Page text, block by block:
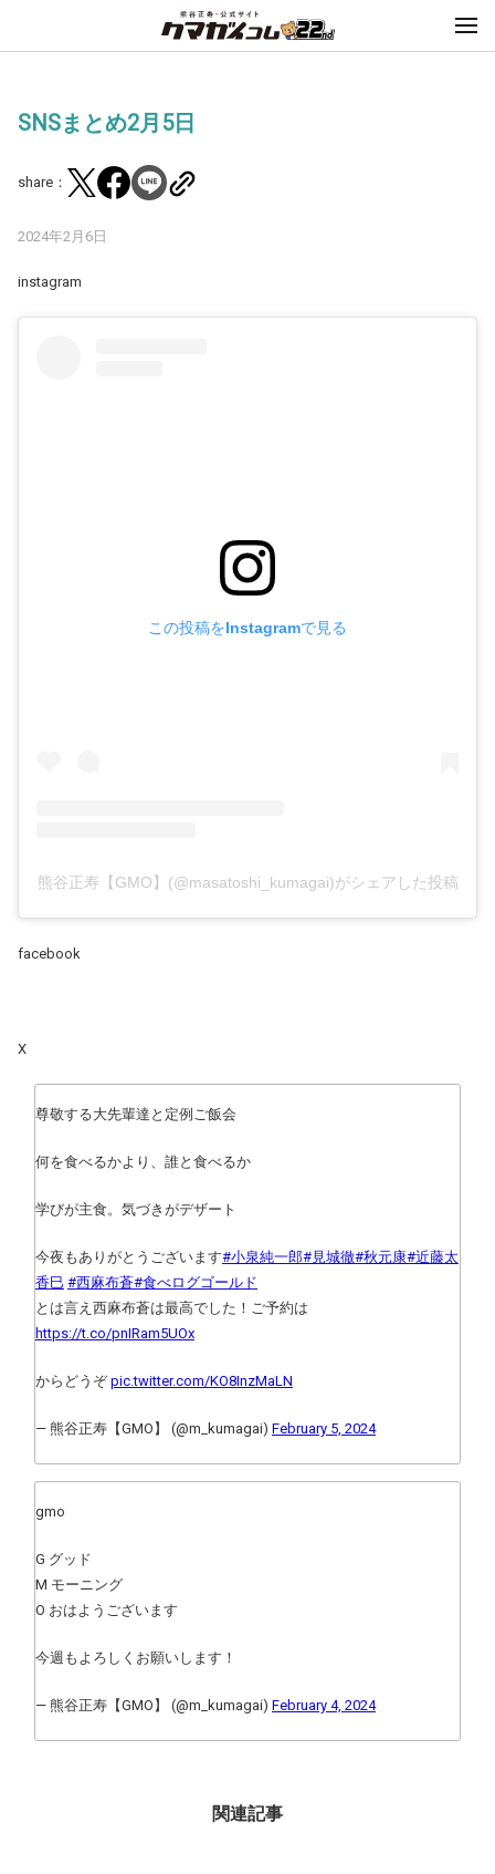
SNSまとめ2月5日
share：
2024年2月6日
instagram
この投稿をInstagramで見る
熊谷正寿【GMO】(@masatoshi_kumagai)がシェアした投稿
facebook
X
尊敬する大先輩達と定例ご飯会
何を食べるかより、誰と食べるか
学びが主食。気づきがデザート
今夜もありがとうございます#小泉純一郎#見城徹#秋元康#近藤太
香巳 #西麻布蒼#食べログゴールド
とは言え西麻布蒼は最高でした！ご予約は
https://t.co/pnIRam5UOx
からどうぞpic.twitter.com/KO8InzMaLN
— 熊谷正寿【GMO】 (@m_kumagai) February 5, 2024
gmo
G グッド
M モーニング
O おはようございます
今週もよろしくお願いします！
— 熊谷正寿【GMO】 (@m_kumagai) February 4, 2024
関連記事